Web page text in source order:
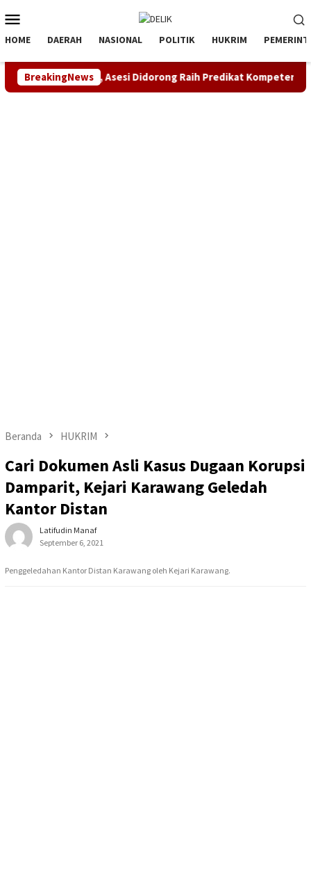
ke
kontenMobile
HOME DAERAH NASIONAL POLITIK HUKRIM
BreakingNews
SDM, Asesi Didorong Raih Predikat Kompeten
Beranda HUKRIM
Cari Dokumen Asli Kasus Dugaan Korupsi
Damparit, Kejari Karawang Geledah
Kantor Distan
Latifudin Manaf
September 6, 2021
Penggeledahan Kantor Distan Karawang oleh Kejari Karawang.